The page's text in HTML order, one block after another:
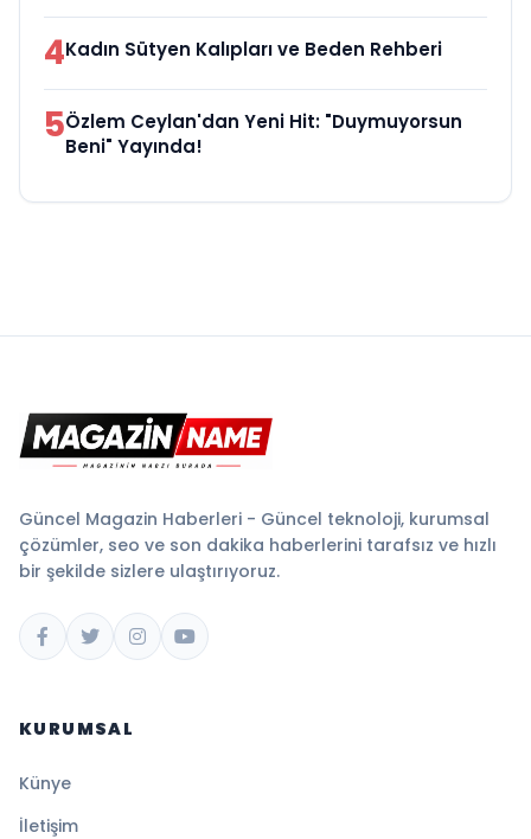
4Kadın Sütyen Kalıpları ve Beden Rehberi
5Özlem Ceylan'dan Yeni Hit: "Duymuyorsun
Beni" Yayında!
Güncel Magazin Haberleri - Güncel teknoloji, kurumsal
çözümler, seo ve son dakika haberlerini tarafsız ve hızlı
bir şekilde sizlere ulaştırıyoruz.
KURUMSAL
Künye
İletişim